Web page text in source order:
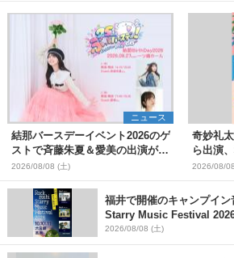
ニュース
結那バースデーイベント2026のゲ
ストで斉藤朱夏＆愛美の出演が決
定
2026/08/08 (土)
奇妙礼
ら出演
外イベ
2026』
2026/08/
福井で開催のキャンプイ
Starry Music Festival
SCOOBIE DO、かりゆし
2026/08/08 (土)